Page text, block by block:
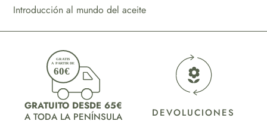
Introducción al mundo del aceite
GRATUITO DESDE 65€
A TODA LA PENÍNSULA
DEVOLUCIONES